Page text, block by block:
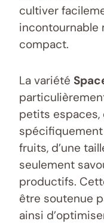
cultiver
incontournable
compact.
La variété
petits espaces,
fruits, d’une
seulement
productifs.
être soutenue
ainsi